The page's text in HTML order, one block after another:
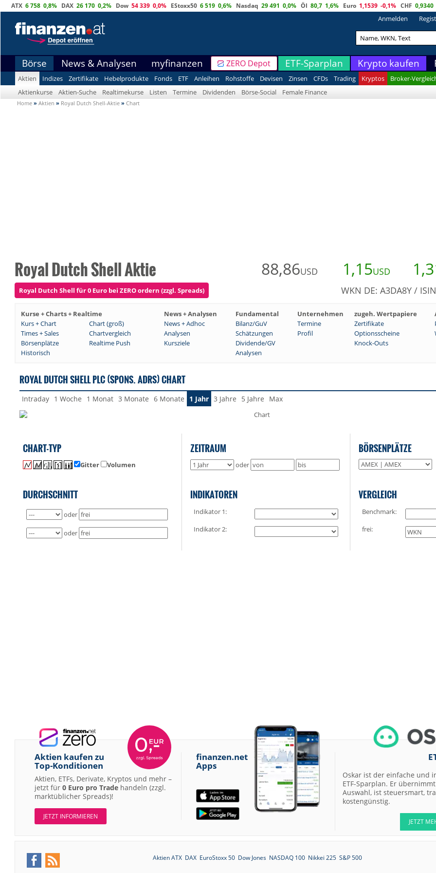
ATX 6 758 0,8% DAX 26 170 0,2% Dow 54 339 0,0% EStoxx50 6 519 0,6% Nasdaq 29 491 0,0% Öl 80,7 1,6% Euro 1,1539 -0,1% CHF 0,9340
Anmelden
Börse News & Analysen myfinanzen ZERO Depot ETF-Sparplan Krypto kaufen
Aktien Indizes Zertifikate Hebelprodukte Fonds ETF Anleihen Rohstoffe Devisen Zinsen CFDs Trading Kryptos Broker-
Aktienkurse
Aktien-Suche Realtimekurse Listen Termine Dividenden Börse-Social Female Finance
Home » Aktien » Royal Dutch Shell-Aktie » Chart
Royal Dutch Shell Aktie 88,86USD 1,15USD
Royal Dutch Shell für 0 Euro bei ZERO ordern (zzgl. Spreads) WKN DE: A3DA8Y /
Kurse + Charts + Realtime News + Analysen Fundamental Unternehmen zugeh. Wertpapiere
Kurs + Chart
Chart (groß) News + Adhoc Bilanz/GuV Termine Zertifikate
Times + Sales
Chartvergleich Analysen Schätzungen Profil Optionsscheine
Börsenplätze
Realtime Push Kursziele Dividende/GV
Knock-Outs
Historisch
Analysen
ROYAL DUTCH SHELL PLC (SPONS. ADRS) CHART
Intraday 1 Woche 1 Monat 3 Monate 6 Monate 1 Jahr 3 Jahre 5 Jahre Max
CHART-TYP
Gitter Volumen
ZEITRAUM
oder
BÖRSENPLÄTZE
DURCHSCHNITT
oder
oder
INDIKATOREN
Indikator 1:
Indikator 2:
VERGLEICH
Benchmark:
frei:
Aktien kaufen zu
Top-Konditionen
Aktien, ETFs, Derivate, Kryptos und mehr –
jetzt für 0 Euro pro Trade handeln (zzgl.
marktüblicher Spreads)!
JETZT INFORMIEREN
finanzen.net
Apps
Oskar ist der einfache und
ETF-Sparplan. Er übernimmt
Auswahl, ist steuersmart,
kostengünstig.
JETZT
Aktien ATX DAX EuroStoxx 50 Dow Jones NASDAQ 100 Nikkei 225 S&P 500